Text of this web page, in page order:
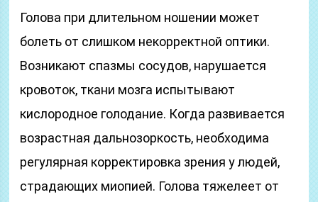
Голова при длительном ношении может
болеть от слишком некорректной оптики.
Возникают спазмы сосудов, нарушается
кровоток, ткани мозга испытывают
кислородное голодание. Когда развивается
возрастная дальнозоркость, необходима
регулярная корректировка зрения у людей,
страдающих миопией. Голова тяжелеет от